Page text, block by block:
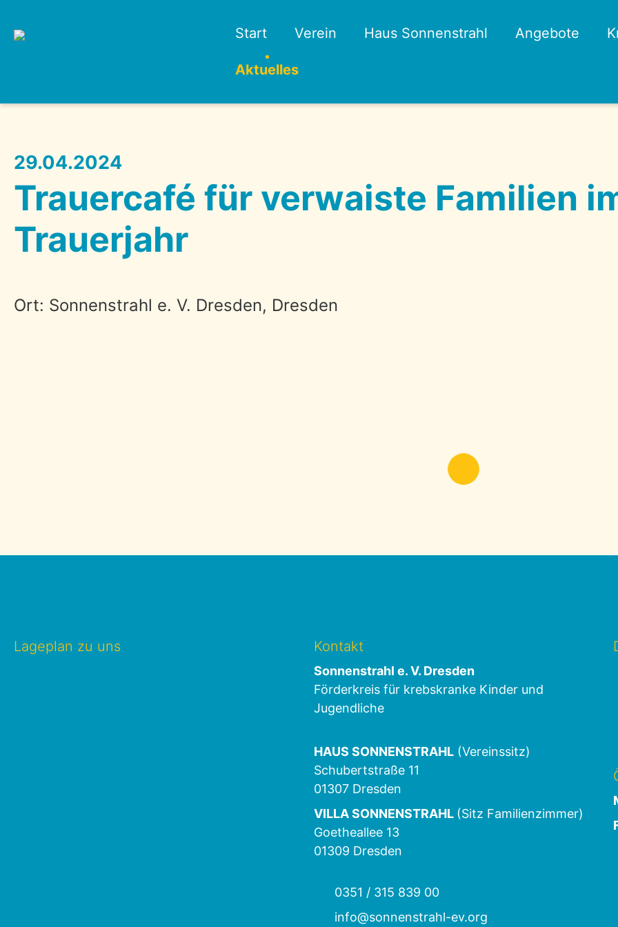
Start Verein Haus Sonnenstrahl Angebote
Aktuelles
29.04.2024
Trauercafé für verwaiste Familien
Trauerjahr
Ort: Sonnenstrahl e. V. Dresden, Dresden
Lageplan zu uns Kontakt
Sonnenstrahl e. V. Dresden
Förderkreis für krebskranke Kinder und
Jugendliche
HAUS SONNENSTRAHL (Vereinssitz)
Schubertstraße 11
01307 Dresden
VILLA SONNENSTRAHL (Sitz Familienzimmer)
Goetheallee 13
01309 Dresden
0351 / 315 839 00
info@sonnenstrahl-ev.org